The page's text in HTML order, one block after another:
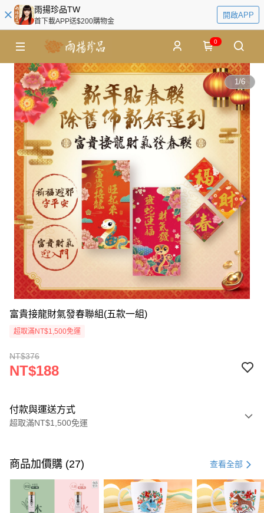
雨揚珍品TW
首下載APP送$200購物金
開啟APP
0
1/6
富貴接龍財氣發春聯組(五款一組)
超取滿NT$1,500免運
NT$376
NT$188
付款與運送方式
超取滿NT$1,500免運
信用卡一次付款
LINE Pay
Apple Pay
商品加價購 (27) 查看全部